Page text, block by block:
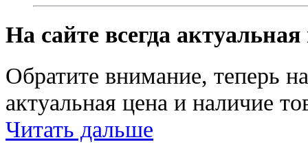
На сайте всегда
Обратите внимание, теперь
актуальная цена и наличие
Читать дальше